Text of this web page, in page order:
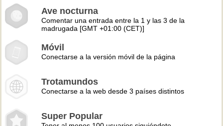
Ave nocturna
Comentar una entrada entre la 1 y las 3 de la
madrugada [GMT +01:00 (CET)]
Móvil
Conectarse a la versión móvil de la página
Trotamundos
Conectarse a la web desde 3 países distintos
Super Popular